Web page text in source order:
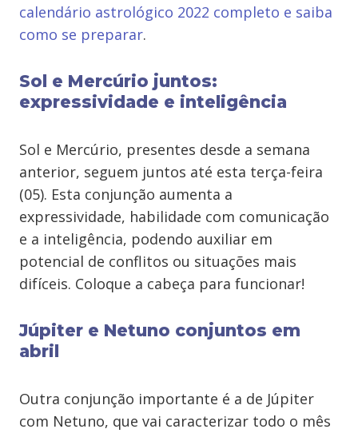
calendário astrológico 2022 completo e saiba
como se preparar.
Sol e Mercúrio juntos:
expressividade e inteligência
Sol e Mercúrio, presentes desde a semana
anterior, seguem juntos até esta terça-feira
(05). Esta conjunção aumenta a
expressividade, habilidade com comunicação
e a inteligência, podendo auxiliar em
potencial de conflitos ou situações mais
difíceis. Coloque a cabeça para funcionar!
Júpiter e Netuno conjuntos em
abril
Outra conjunção importante é a de Júpiter
com Netuno, que vai caracterizar todo o mês